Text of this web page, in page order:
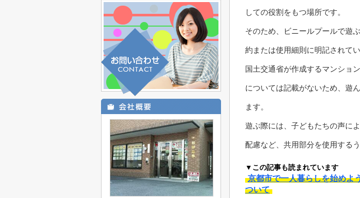
しての役割をもつ場所です。
そのため、ビニールプールで遊
約または使用細則に明記されて
国土交通省が作成するマンショ
については記載がないため、遊
ます。
遊ぶ際には、子どもたちの声に
配慮など、共用部分を使用する
▼この記事も読まれています
京都市で一人暮らしを始めよ
ついて